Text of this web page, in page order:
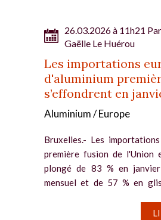
26.03.2026 à 11h21 Par
Gaëlle Le Huérou
Les importations
d'aluminium
s’effondrent en
Aluminium / Europe
Bruxelles.- Les
première fusion de l'Union
plongé de 83 % en
mensuel et de 57 % en